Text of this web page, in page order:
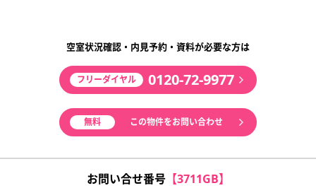
空室状況確認・内見予約・資料が必要な方は
フリーダイヤル 0120-72-9977
無料 この物件をお問い合わせ
お問い合せ番号【3711GB】